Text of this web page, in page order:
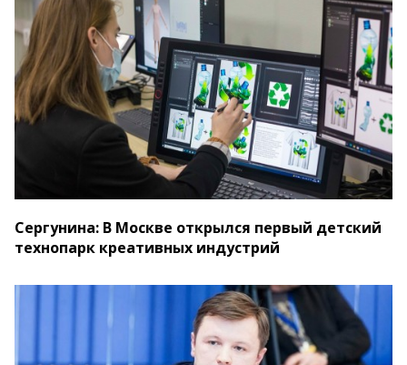
Сергунина: В Москве открылся первый детский
технопарк креативных индустрий